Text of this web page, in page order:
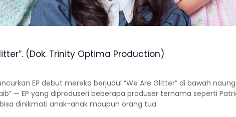
(Dok. Trinity Optima Production)
EP debut mereka berjudul “We Are Glitter” di bawah
— EP yang diproduseri beberapa produser ternama seperti
dinikmati anak-anak maupun orang tua.